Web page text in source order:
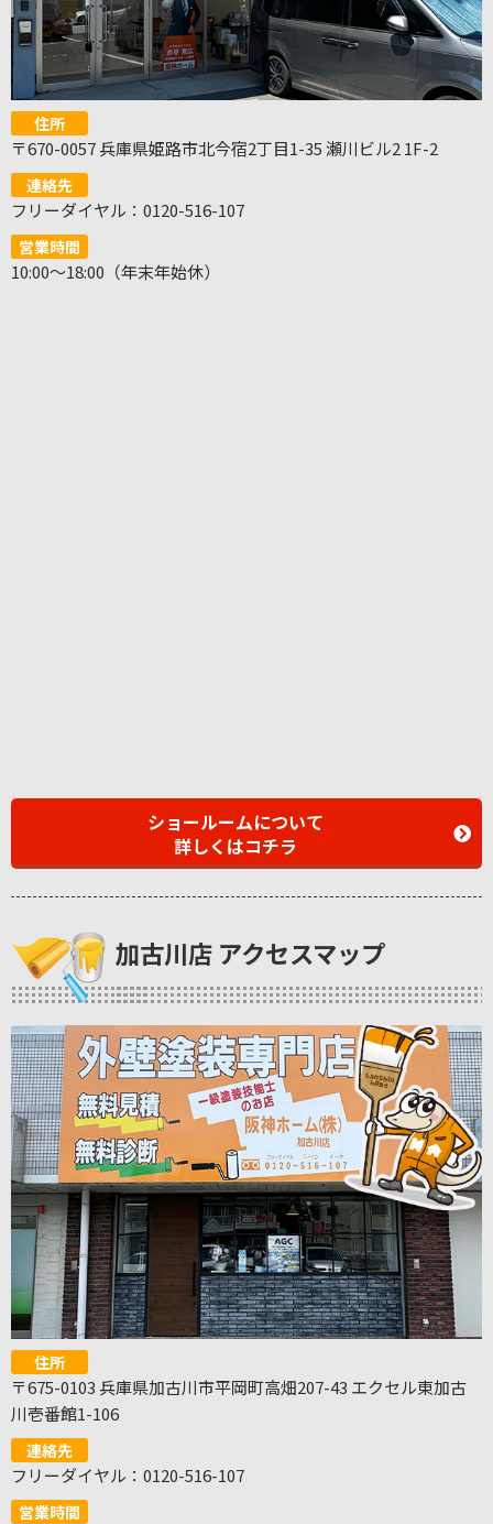
住所
〒670-0057 兵庫県姫路市北今宿2丁目1-35 瀬川ビル2 1F-2
連絡先
フリーダイヤル：0120-516-107
営業時間
10:00～18:00（年末年始休）
ショールームについて
詳しくはコチラ
加古川店 アクセスマップ
住所
〒675-0103 兵庫県加古川市平岡町高畑207-43 エクセル東加古
川壱番館1-106
連絡先
フリーダイヤル：0120-516-107
営業時間